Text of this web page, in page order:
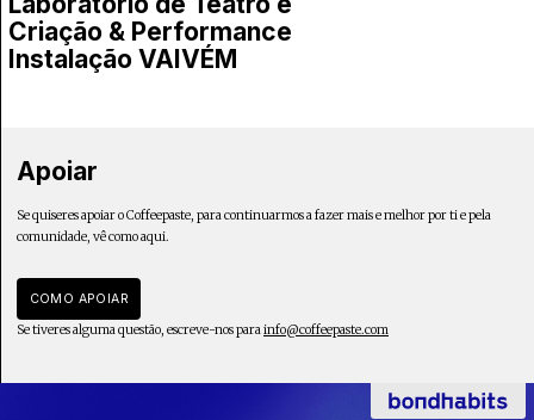
Criação & Performance
Instalação VAIVÉM
Apoiar
Se quiseres apoiar o Coffeepaste, para continuarmos a fazer mais e melhor por ti e pela
comunidade, vê como aqui.
COMO APOIAR
Se tiveres alguma questão, escreve-nos parainfo@coffeepaste.com